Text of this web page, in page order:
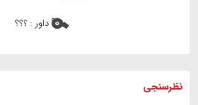
داور : ؟؟؟
نظرسنجی